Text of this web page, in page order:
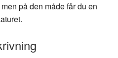
på den måde får du en